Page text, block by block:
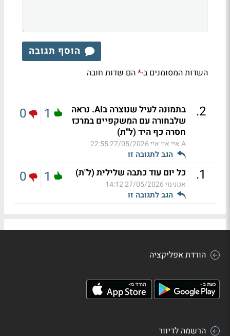
הוסף תגובה
השדות המסומנים ב-*הם שדות חובה
2
.
בתמונה לעיל שנוצרה בAI. נראה
שלבחורה עם המשקפיים במרכז
חסרה כף היד (ל"ת)
A איי איי איי 27/05/2026 22:55
הגב לתגובה זו
1
0
1
. כל יום עוד כתבה שלילית (ל"ת)
אנונימי27/05/2026 14:12
הגב לתגובה זו
1
0
הורדת אפליקציה
הרשמה לדיוור